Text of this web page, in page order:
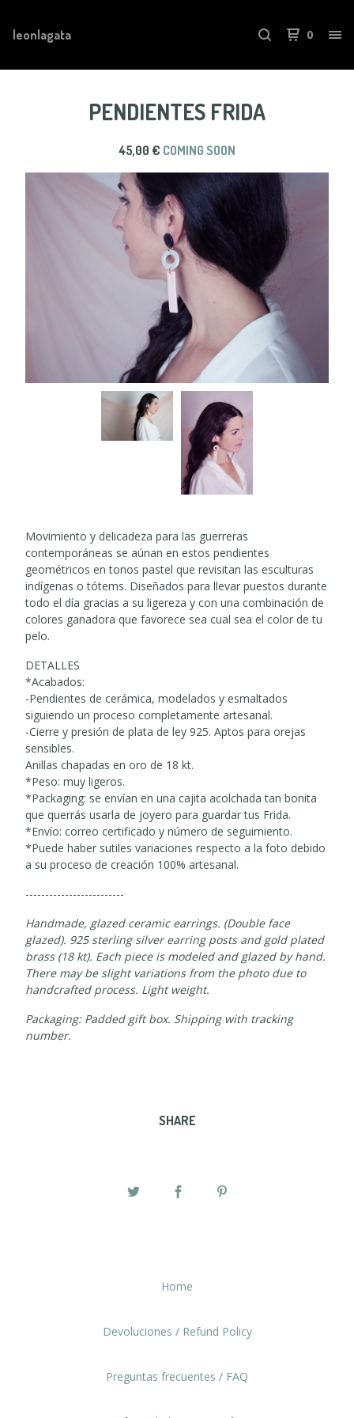
leonlagata 0
PENDIENTES FRIDA
45,00 € COMING SOON
Movimiento y delicadeza para las guerreras
contemporáneas se aúnan en estos pendientes
geométricos en tonos pastel que revisitan las esculturas
indígenas o tótems. Diseñados para llevar puestos durante
todo el día gracias a su ligereza y con una combinación de
colores ganadora que favorece sea cual sea el color de tu
pelo.
DETALLES
*Acabados:
-Pendientes de cerámica, modelados y esmaltados
siguiendo un proceso completamente artesanal.
-Cierre y presión de plata de ley 925. Aptos para orejas
sensibles.
Anillas chapadas en oro de 18 kt.
*Peso: muy ligeros.
*Packaging: se envían en una cajita acolchada tan bonita
que querrás usarla de joyero para guardar tus Frida.
*Envío: correo certificado y número de seguimiento.
*Puede haber sutiles variaciones respecto a la foto debido
a su proceso de creación 100% artesanal.
-------------------------
Handmade, glazed ceramic earrings. (Double face
glazed). 925 sterling silver earring posts and gold plated
brass (18 kt). Each piece is modeled and glazed by hand.
There may be slight variations from the photo due to
handcrafted process. Light weight.
Packaging: Padded gift box. Shipping with tracking
number.
SHARE
Home
Devoluciones / Refund Policy
Preguntas frecuentes / FAQ